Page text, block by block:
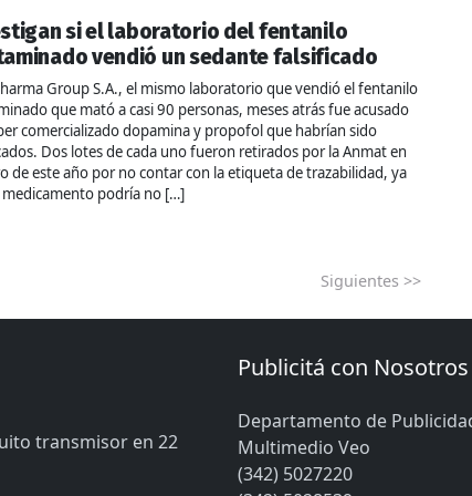
si el laboratorio del fentanilo
vendió un sedante falsificado
Group S.A., el mismo laboratorio que vendió el fentanilo
que mató a casi 90 personas, meses atrás fue acusado
comercializado dopamina y propofol que habrían sido
Dos lotes de cada uno fueron retirados por la Anmat en
de este año por no contar con la etiqueta de trazabilidad, ya
medicamento podría no […]
Siguientes >>
transmisor en 22
Publicitá con Nosotros
Departamento de
Multimedio Veo
(342) 5027220